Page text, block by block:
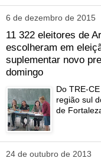
6 de dezembro de 2015
11 322 eleitores de
escolheram em
suplementar novo
domingo
Do TRE-
região sul
de
24 de outubro de 2013